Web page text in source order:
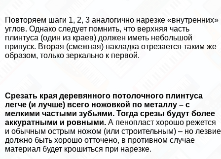
Повторяем шаги 1, 2, 3 аналогично нарезке «внутренних»
углов. Однако следует помнить, что верхняя часть
плинтуса (один из краев) должен иметь небольшой
припуск. Вторая (смежная) накладка отрезается таким же
образом, только зеркально к первой.
Срезать края деревянного потолочного плинтуса
легче (и лучше) всего ножовкой по металлу – с
мелкими частыми зубьями. Тогда срезы будут более
аккуратными и ровными. А пенопласт хорошо режется
и обычным острым ножом (или строительным) – но лезвие
должно быть хорошо отточено, в противном случае
материал будет крошиться при нарезке.